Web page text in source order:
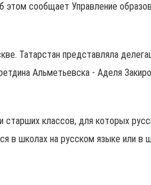
сообщает Управление
Татарстан представляла
Альметьевска - Аделя
классов, для которых
в школах на русском языке или в